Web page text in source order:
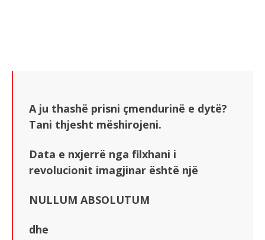
A ju thashë prisni çmendurinë e dytë?
Tani thjesht mëshirojeni.
Data e nxjerrë nga filxhani i
revolucionit imagjinar është një
NULLUM ABSOLUTUM
dhe